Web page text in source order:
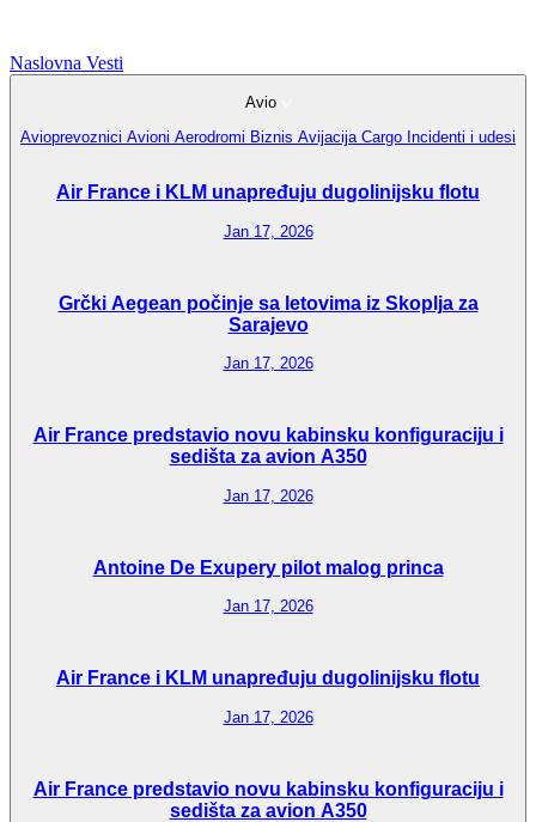
Naslovna Vesti
Avio
Avioprevoznici Avioni Aerodromi Biznis Avijacija Cargo Incidenti i udesi
Air France i KLM unapređuju dugolinijsku flotu
Jan 17, 2026
Grčki Aegean počinje sa letovima iz Skoplja za
Sarajevo
Jan 17, 2026
Air France predstavio novu kabinsku konfiguraciju i
sedišta za avion A350
Jan 17, 2026
Antoine De Exupery pilot malog princa
Jan 17, 2026
Air France i KLM unapređuju dugolinijsku flotu
Jan 17, 2026
Air France predstavio novu kabinsku konfiguraciju i
sedišta za avion A350